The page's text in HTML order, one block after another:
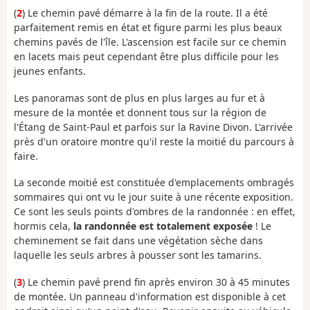
(2) Le chemin pavé démarre à la fin de la route. Il a été
parfaitement remis en état et figure parmi les plus beaux
chemins pavés de l'île. L'ascension est facile sur ce chemin
en lacets mais peut cependant être plus difficile pour les
jeunes enfants.
Les panoramas sont de plus en plus larges au fur et à
mesure de la montée et donnent tous sur la région de
l'Étang de Saint-Paul et parfois sur la Ravine Divon. L'arrivée
près d'un oratoire montre qu'il reste la moitié du parcours à
faire.
La seconde moitié est constituée d'emplacements ombragés
sommaires qui ont vu le jour suite à une récente exposition.
Ce sont les seuls points d'ombres de la randonnée : en effet,
hormis cela, la randonnée est totalement exposée ! Le
cheminement se fait dans une végétation sèche dans
laquelle les seuls arbres à pousser sont les tamarins.
(3) Le chemin pavé prend fin après environ 30 à 45 minutes
de montée. Un panneau d'information est disponible à cet